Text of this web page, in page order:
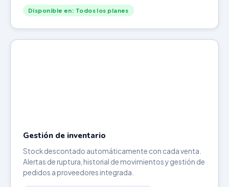
Disponible en: Todos los planes
Gestión de inventario
Stock descontado automáticamente con cada venta.
Alertas de ruptura, historial de movimientos y gestión de
pedidos a proveedores integrada.